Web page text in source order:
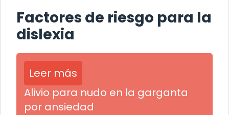
Factores de riesgo para la
dislexia
Leer más
Alivio para nudo en la garganta
por ansiedad